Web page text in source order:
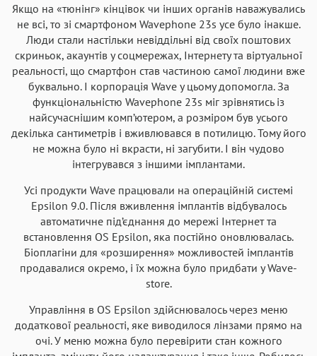
Якщо на «тюнінг» кінцівок чи інших органів наважувались
не всі, то зі смартфоном Wavephone 23s усе було інакше.
Люди стали настільки невіддільні від своїх поштових
скриньок, акаунтів у соцмережах, Інтернету та віртуальної
реальності, що смартфон став частиною самої людини вже
буквально. І корпорація Wave у цьому допомогла. За
функціональністю Wavephone 23s міг зрівнятись із
найсучаснішим комп’ютером, а розміром був усього
декілька сантиметрів і вживлювався в потилицю. Тому його
не можна було ні вкрасти, ні загубити. І він чудово
інтегрувався з іншими імплантами.
Усі продукти Wave працювали на операційній системі
Epsilon 9.0. Після вживлення імплантів відбувалось
автоматичне під’єднання до мережі Інтернет та
встановлення OS Epsilon, яка постійно оновлювалась.
Біоплагіни для «розширення» можливостей імплантів
продавалися окремо, і їх можна було придбати у Wave-
store.
Управління в OS Epsilon здійснювалось через меню
додаткової реальності, яке виводилося лінзами прямо на
очі. У меню можна було перевірити стан кожного